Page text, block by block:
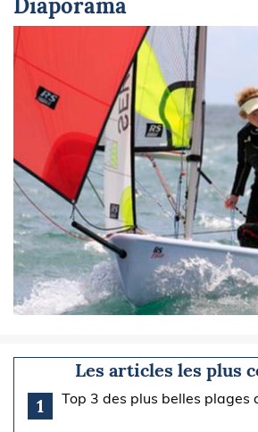
Les articles les plus
1
Top 3 des plus belles plages